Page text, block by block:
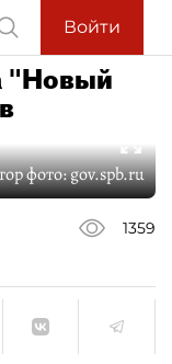
Войти
"Новый
фото:gov.spb.ru
1359